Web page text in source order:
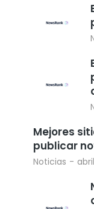
Mejores
publicar
Noticias